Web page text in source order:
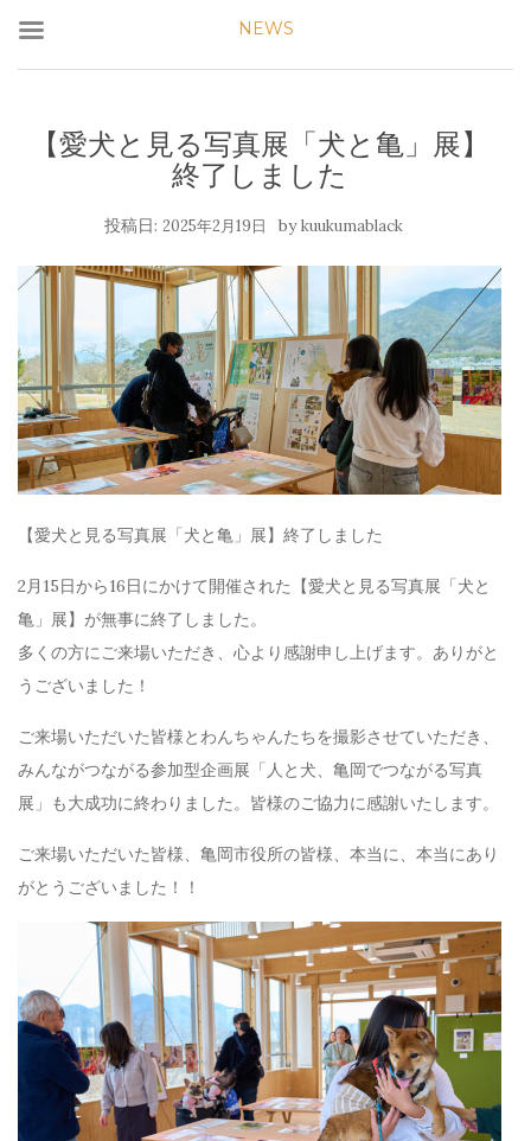
NEWS
【愛犬と見る写真展「犬と亀」展】
終了しました
投稿日: 2025年2月19日 bykuukumablack
【愛犬と見る写真展「犬と亀」展】終了しました
2月15日から16日にかけて開催された【愛犬と見る写真展「犬と
亀」展】が無事に終了しました。
多くの方にご来場いただき、心より感謝申し上げます。ありがと
うございました！
ご来場いただいた皆様とわんちゃんたちを撮影させていただき、
みんながつながる参加型企画展「人と犬、亀岡でつながる写真
展」も大成功に終わりました。皆様のご協力に感謝いたします。
ご来場いただいた皆様、亀岡市役所の皆様、本当に、本当にあり
がとうございました！！